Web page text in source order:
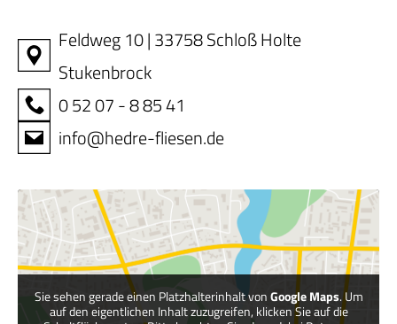
Feldweg 10 | 33758 Schloß Holte
Stukenbrock
0 52 07 - 8 85 41
info@hedre-fliesen.de
Sie sehen gerade einen Platzhalterinhalt vonGoogle Maps. Um
auf den eigentlichen Inhalt zuzugreifen, klicken Sie auf die